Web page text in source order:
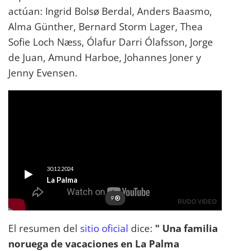
actúan: Ingrid Bolsø Berdal, Anders Baasmo,
Alma Günther, Bernard Storm Lager, Thea
Sofie Loch Næss, Ólafur Darri Ólafsson, Jorge
de Juan, Amund Harboe, Johannes Joner y
Jenny Evensen.
El resumen del sitio oficial dice: " Una familia
noruega de vacaciones en La Palma